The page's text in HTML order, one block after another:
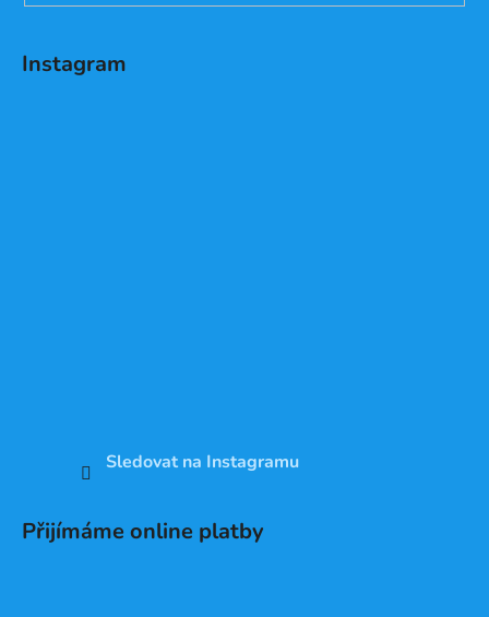
Instagram
Sledovat na Instagramu
Přijímáme online platby